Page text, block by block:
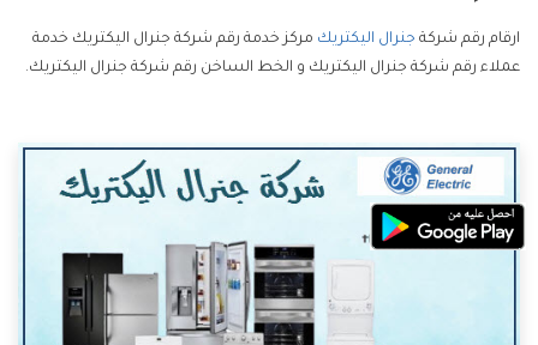
ارقام رقم شركة جنرال اليكتريك مركز خدمة رقم شركة جنرال اليكتريك خدمة
عملاء رقم شركة جنرال اليكتريك و الخط الساخن رقم شركة جنرال اليكتريك.